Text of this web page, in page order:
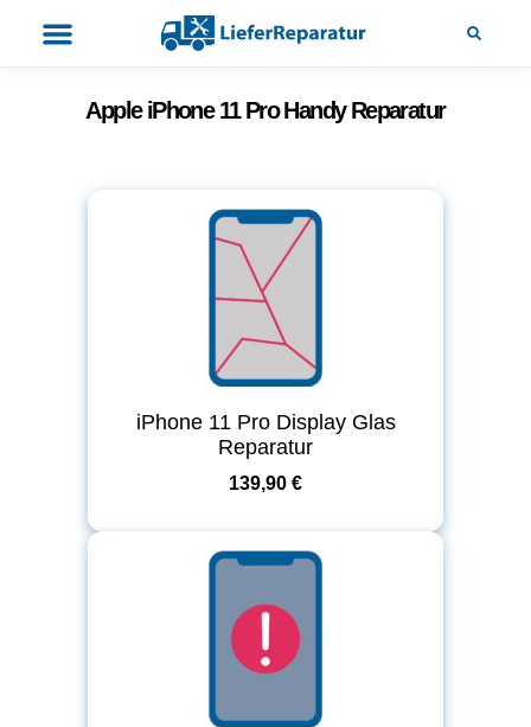
Apple iPhone 11 Pro Handy Reparatur
iPhone 11 Pro Display Glas
Reparatur
139,90 €